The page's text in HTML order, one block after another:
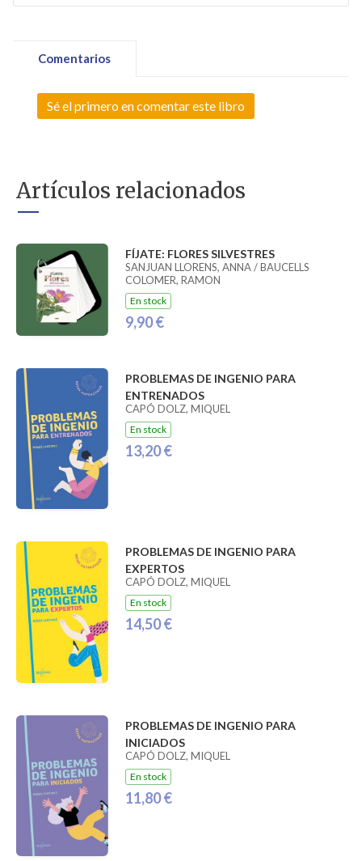
Comentarios
Sé el primero en comentar este libro
Artículos relacionados
FÍJATE: FLORES SILVESTRES
SANJUAN LLORENS, ANNA / BAUCELLS
COLOMER, RAMON
En stock
9,90 €
PROBLEMAS DE INGENIO PARA
ENTRENADOS
CAPÓ DOLZ, MIQUEL
En stock
13,20 €
PROBLEMAS DE INGENIO PARA
EXPERTOS
CAPÓ DOLZ, MIQUEL
En stock
14,50 €
PROBLEMAS DE INGENIO PARA
INICIADOS
CAPÓ DOLZ, MIQUEL
En stock
11,80 €